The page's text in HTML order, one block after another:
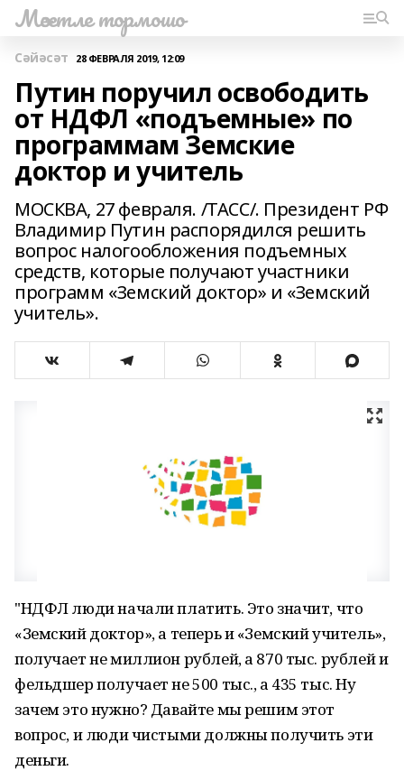
Мәсетле тормошо
Сәйәсәт 28 ФЕВРАЛЯ 2019, 12:09
Путин поручил освободить
от НДФЛ «подъемные» по
программам Земские
доктор и учитель
МОСКВА, 27 февраля. /ТАСС/. Президент РФ
Владимир Путин распорядился решить
вопрос налогообложения подъемных
средств, которые получают участники
программ «Земский доктор» и «Земский
учитель».
"НДФЛ люди начали платить. Это значит, что
«Земский доктор», а теперь и «Земский учитель»,
получает не миллион рублей, а 870 тыс. рублей и
фельдшер получает не 500 тыс., а 435 тыс. Ну
зачем это нужно? Давайте мы решим этот
вопрос, и люди чистыми должны получить эти
деньги.